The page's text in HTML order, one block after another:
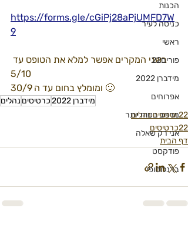
הכנות
כניסה לעיר
ראשי
פורים22
מידברן 2022
אפרוחים
מרחב בטוח יותר
אני רק שאלה
פודקסט
ברנלוסופי
https://forms.gle/cGiPj28aPjUMFD7W
9
בשני המקרים אפשר למלא את הטופס עד
5/10
ומומלץ בחום עד ה 30/9 🙂
מידברן 2022 כרטיסים נהלים
22 וטפסים נהלים
22כרטיסים
דף הבית